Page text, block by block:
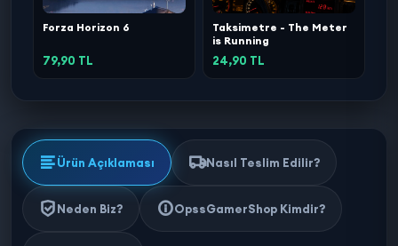
Forza Horizon 6
79,90 TL
Taksimetre - The Meter
is Running
24,90 TL
Ürün Açıklaması Nasıl Teslim Edilir?
Neden Biz? OpssGamerShop Kimdir?